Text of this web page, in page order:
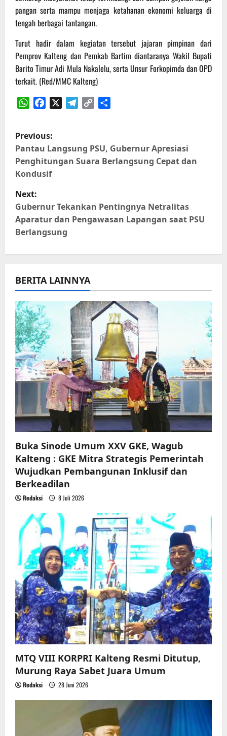
pangan serta mampu menjaga ketahanan ekonomi keluarga di
tengah berbagai tantangan.
Turut hadir dalam kegiatan tersebut jajaran pimpinan dari
Pemprov Kalteng dan Pemkab Bartim diantaranya Wakil Bupati
Barito Timur Adi Mula Nakalelu, serta Unsur Forkopimda dan OPD
terkait. (Red/MMC Kalteng)
P
o
s
t
n
a
v
i
g
a
t
i
o
n
Previous:
Pantau Langsung PSU, Gubernur Apresiasi
Penghitungan Suara Berlangsung Cepat dan
Kondusif
Next:
Gubernur Tekankan Pentingnya Netralitas
Aparatur dan Pengawasan Lapangan saat PSU
Berlangsung
BERITA LAINNYA
Buka Sinode Umum XXV GKE, Wagub
Kalteng : GKE Mitra Strategis Pemerintah
Wujudkan Pembangunan Inklusif dan
Berkeadilan
Redaksi 8 Juli 2026
MTQ VIII KORPRI Kalteng Resmi Ditutup,
Murung Raya Sabet Juara Umum
Redaksi 28 Juni 2026